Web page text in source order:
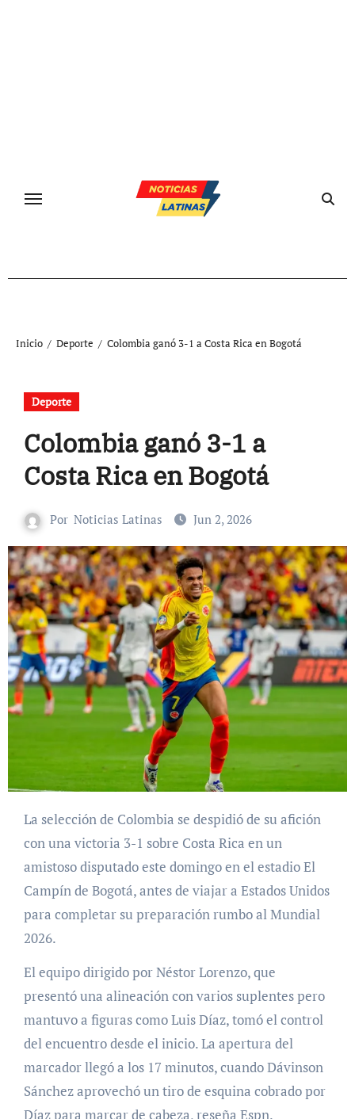
Inicio Deporte Colombia ganó 3-1 a Costa Rica en Bogotá
Deporte
Colombia ganó 3-1 a
Costa Rica en Bogotá
Por Noticias Latinas Jun 2, 2026
La selección de Colombia se despidió de su afición
con una victoria 3-1 sobre Costa Rica en un
amistoso disputado este domingo en el estadio El
Campín de Bogotá, antes de viajar a Estados Unidos
para completar su preparación rumbo al Mundial
2026.
El equipo dirigido por Néstor Lorenzo, que
presentó una alineación con varios suplentes pero
mantuvo a figuras como Luis Díaz, tomó el control
del encuentro desde el inicio. La apertura del
marcador llegó a los 17 minutos, cuando Dávinson
Sánchez aprovechó un tiro de esquina cobrado por
Díaz para marcar de cabeza, reseña Espn.